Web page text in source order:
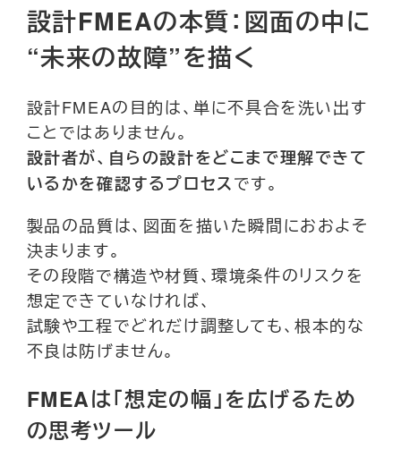
設計FMEAの本質：図面の中に
“未来の故障”を描く
設計FMEAの目的は、単に不具合を洗い出す
ことではありません。
設計者が、自らの設計をどこまで理解できて
いるかを確認するプロセスです。
製品の品質は、図面を描いた瞬間におおよそ
決まります。
その段階で構造や材質、環境条件のリスクを
想定できていなければ、
試験や工程でどれだけ調整しても、根本的な
不良は防げません。
FMEAは「想定の幅」を広げるため
の思考ツール